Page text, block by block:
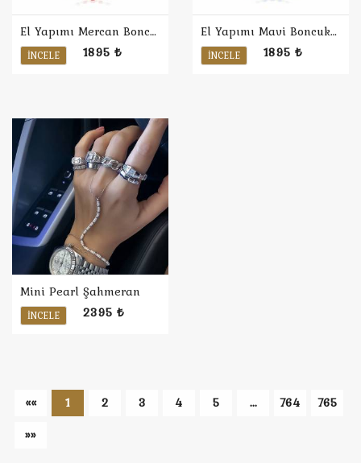
El Yapımı Mercan Boncuk Kolye
İNCELE 1895 ₺
El Yapımı Mavi Boncuk Kolye
İNCELE 1895 ₺
Mini Pearl Şahmeran
İNCELE 2395 ₺
«« 1 2 3 4 5 ... 764
765
»»